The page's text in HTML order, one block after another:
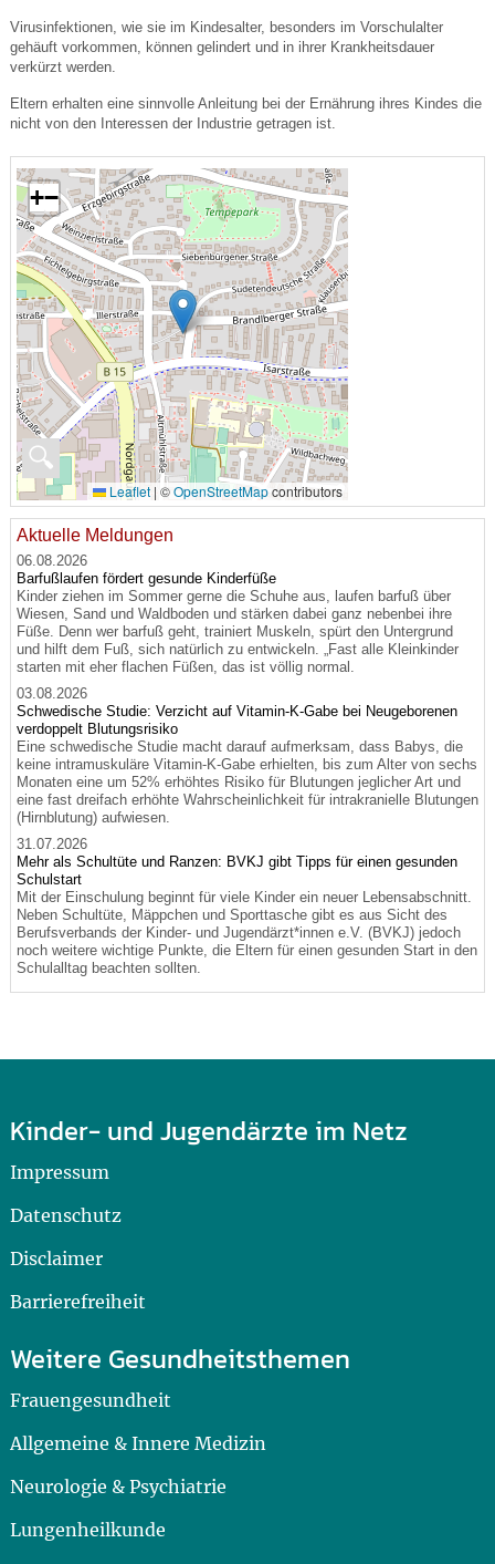
Virusinfektionen, wie sie im Kindesalter, besonders im Vorschulalter
gehäuft vorkommen, können gelindert und in ihrer Krankheitsdauer
verkürzt werden.
Eltern erhalten eine sinnvolle Anleitung bei der Ernährung ihres Kindes die
nicht von den Interessen der Industrie getragen ist.
🔍
+−
Leaflet | ©OpenStreetMapcontributors
Aktuelle Meldungen
06.08.2026
Barfußlaufen fördert gesunde Kinderfüße
Kinder ziehen im Sommer gerne die Schuhe aus, laufen barfuß über
Wiesen, Sand und Waldboden und stärken dabei ganz nebenbei ihre
Füße. Denn wer barfuß geht, trainiert Muskeln, spürt den Untergrund
und hilft dem Fuß, sich natürlich zu entwickeln. „Fast alle Kleinkinder
starten mit eher flachen Füßen, das ist völlig normal.
03.08.2026
Schwedische Studie: Verzicht auf Vitamin-K-Gabe bei Neugeborenen
verdoppelt Blutungsrisiko
Eine schwedische Studie macht darauf aufmerksam, dass Babys, die
keine intramuskuläre Vitamin-K-Gabe erhielten, bis zum Alter von sechs
Monaten eine um 52% erhöhtes Risiko für Blutungen jeglicher Art und
eine fast dreifach erhöhte Wahrscheinlichkeit für intrakranielle Blutungen
(Hirnblutung) aufwiesen.
31.07.2026
Mehr als Schultüte und Ranzen: BVKJ gibt Tipps für einen gesunden
Schulstart
Mit der Einschulung beginnt für viele Kinder ein neuer Lebensabschnitt.
Neben Schultüte, Mäppchen und Sporttasche gibt es aus Sicht des
Berufsverbands der Kinder- und Jugendärzt*innen e.V. (BVKJ) jedoch
noch weitere wichtige Punkte, die Eltern für einen gesunden Start in den
Schulalltag beachten sollten.
Kinder- und Jugendärzte im Netz
Impressum
Datenschutz
Disclaimer
Barrierefreiheit
Weitere Gesundheitsthemen
Frauengesundheit
Allgemeine & Innere Medizin
Neurologie & Psychiatrie
Lungenheilkunde